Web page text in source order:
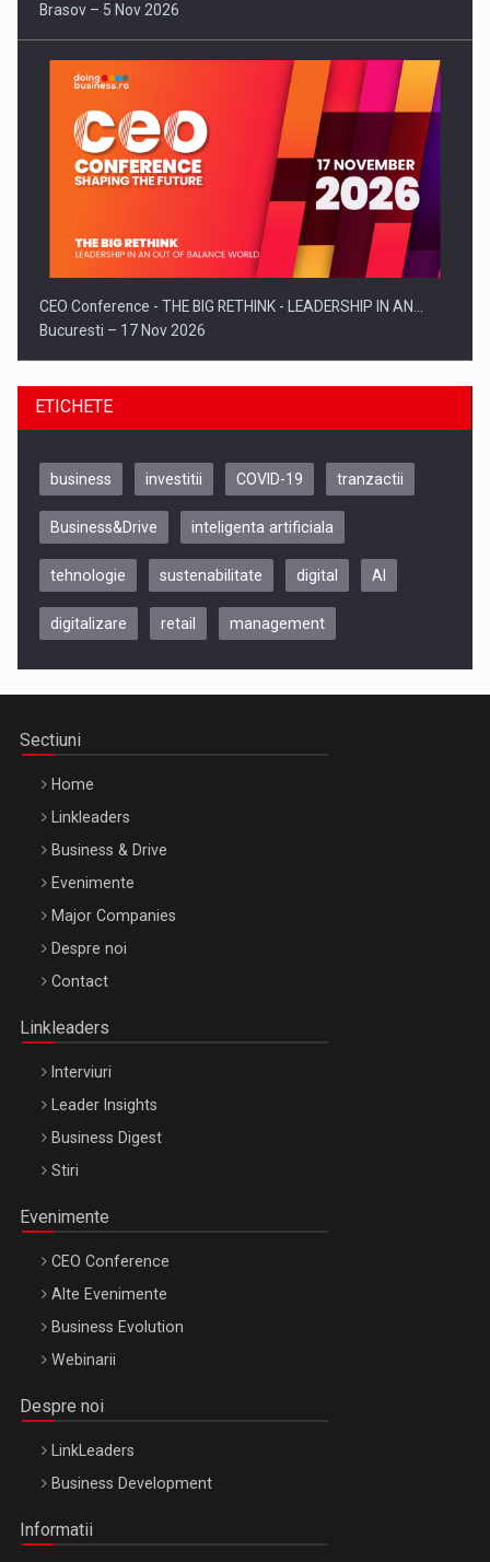
Brasov – 5 Nov 2026
CEO Conference - THE BIG RETHINK - LEADERSHIP IN AN…
Bucuresti – 17 Nov 2026
Be Inspired. Make it Happen!, CLUJ, 9 Decembrie
Be Inspired. Make it Happen!, ARTEMIS LETO, ORADEA, 8
Octombrie
ETICHETE
business investitii COVID-19 tranzactii
Business&Drive inteligenta artificiala
tehnologie sustenabilitate digital AI
digitalizare retail management
Sectiuni
Home
Linkleaders
Business & Drive
Evenimente
Major Companies
Despre noi
Contact
Linkleaders
Interviuri
Leader Insights
Business Digest
Stiri
Evenimente
CEO Conference
Alte Evenimente
Business Evolution
Webinarii
Despre noi
LinkLeaders
Business Development
Informatii